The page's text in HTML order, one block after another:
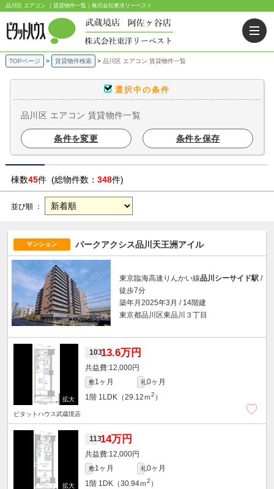
品川区 エアコン ｜賃貸物件一覧｜株式会社東洋リーベスト
TOPページ 賃貸物件検索 品川区 エアコン 賃貸物件一覧
選択中の条件
品川区 エアコン 賃貸物件一覧
条件を変更 条件を保存
棟数45件 (総物件数： 348件)
並び順 ：
マンション パークアクシス品川天王洲アイル
東京臨海高速りんかい線品川シーサイド駅 /
徒歩7分
築年月2025年3月 / 14階建
東京都品川区東品川３丁目
10313.6万円
12,000円
敷1ヶ月 礼0ヶ月
1階 1LDK（29.12ｍ2 ）
ピタットハウス武蔵境店
11314万円
12,000円
敷1ヶ月 礼0ヶ月
1階 1DK（30.94ｍ2 ）